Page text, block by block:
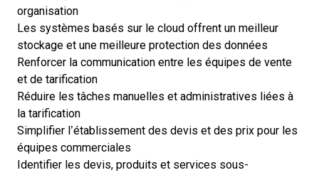
organisation
Les systèmes basés sur le cloud offrent un meilleur
stockage et une meilleure protection des données
Renforcer la communication entre les équipes de vente
et de tarification
Réduire les tâches manuelles et administratives liées à
la tarification
Simplifier l’établissement des devis et des prix pour les
équipes commerciales
Identifier les devis, produits et services sous-